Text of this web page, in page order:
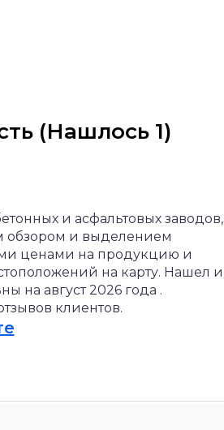
(Нашлось 1)
и асфальтовых заводов,
обзором и выделением
ценами на продукцию и
на карту. Нашел и
на август 2026 года .
клиентов.